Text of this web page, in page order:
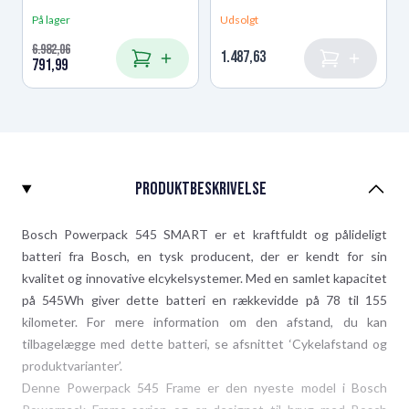
Vægt (kg)
På lager
Regular Price
6.982,06
Special Price
791,99 Læg i kurv
Udsolgt
1.487,63 Læg i kurv
Produktbeskrivelse
Bosch Powerpack 545 SMART er et kraftfuldt og pålideligt
batteri fra Bosch, en tysk producent, der er kendt for sin
kvalitet og innovative elcykelsystemer. Med en samlet kapacitet
på 545Wh giver dette batteri en rækkevidde på 78 til 155
kilometer. For mere information om den afstand, du kan
tilbagelægge med dette batteri, se afsnittet ‘Cykelafstand og
produktvarianter’.
Denne Powerpack 545 Frame er den nyeste model i Bosch